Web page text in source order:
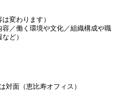
変わります）
容／働く環境や文化／組織構成や職
ど）
対面（恵比寿オフィス）